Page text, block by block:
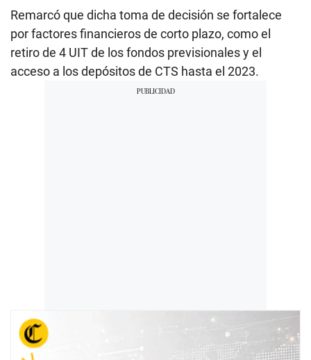
Remarcó que dicha toma de decisión se fortalece
por factores financieros de corto plazo, como el
retiro de 4 UIT de los fondos previsionales y el
acceso a los depósitos de CTS hasta el 2023.